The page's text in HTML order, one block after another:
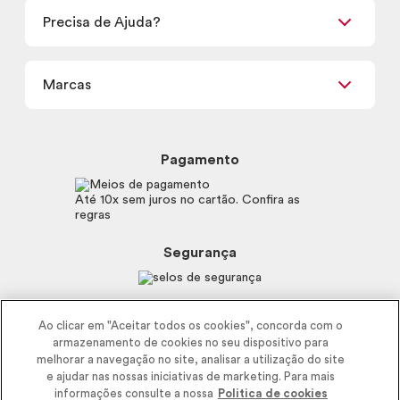
Nossas Lojas
Política de Privacidade
Código de defesa do consumidor
Trabalhe com a gente
Recomendações Covid19
Precisa de Ajuda?
Frete e Entrega
Fale Conosco
E-mail
Marcas
Pagamento
Até 10x sem juros no cartão. Confira as
regras
Segurança
Ao clicar em "Aceitar todos os cookies", concorda com o
armazenamento de cookies no seu dispositivo para
melhorar a navegação no site, analisar a utilização do site
e ajudar nas nossas iniciativas de marketing. Para mais
informações consulte a nossa
Politica de cookies